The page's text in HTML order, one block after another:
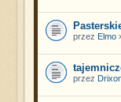
przez Elmo
przez